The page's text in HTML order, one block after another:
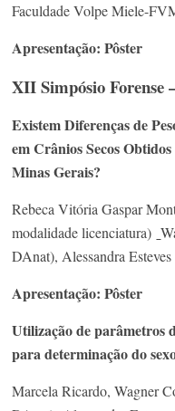
Faculdade Volpe Miele-
Apresentação: Pôster
XII Simpósio Forense
Existem Diferenças de
em Crânios Secos
Minas Gerais?
Rebeca Vitória Gaspar
modalidade licenciatura)
DAnat), Alessandra
Apresentação: Pôster
Utilização de
para determinação do
Marcela Ricardo, Wagner